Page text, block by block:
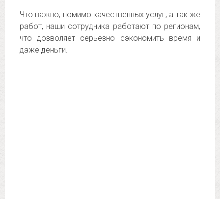
Что важно, помимо качественных услуг, а так же
работ, наши сотрудника работают по регионам,
что дозволяет серьезно сэкономить время и
даже деньги.